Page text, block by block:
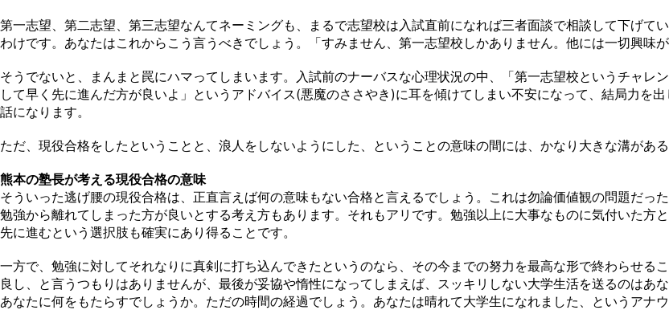
第一志望、第二志望、第三志望なんてネーミングも、まるで志望校は入試直前になれば三者面談で相談して下げて
わけです。あなたはこれからこう言うべきでしょう。「すみません、第一志望校しかありません。他には一切興味が
そうでないと、まんまと罠にハマってしまいます。入試前のナーバスな心理状況の中、「第一志望校というチャレ
して早く先に進んだ方が良いよ」というアドバイス(悪魔のささやき)に耳を傾けてしまい不安になって、結局力を
話になります。
ただ、現役合格をしたということと、浪人をしないようにした、ということの意味の間には、かなり大きな溝がある
熊本の塾長が考える現役合格の意味
そういった逃げ腰の現役合格は、正直言えば何の意味もない合格と言えるでしょう。これは勿論価値観の問題だっ
勉強から離れてしまった方が良いとする考え方もあります。それもアリです。勉強以上に大事なものに気付いた方
先に進むという選択肢も確実にあり得ることです。
一方で、勉強に対してそれなりに真剣に打ち込んできたというのなら、その今までの努力を最高な形で終わらせる
良し、と言うつもりはありませんが、最後が妥協や惰性になってしまえば、スッキリしない大学生活を送るのは
あなたに何をもたらすでしょうか。ただの時間の経過でしょう。あなたは晴れて大学生になれました、というアナ